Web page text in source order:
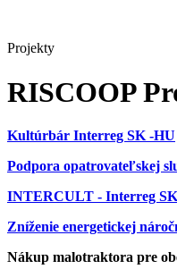
Projekty
RISCOOP
Kultúrbár Interreg SK -HU
Podpora opatrovateľskej
INTERCULT - Interreg
Zníženie energetickej
Nákup malotraktora pre